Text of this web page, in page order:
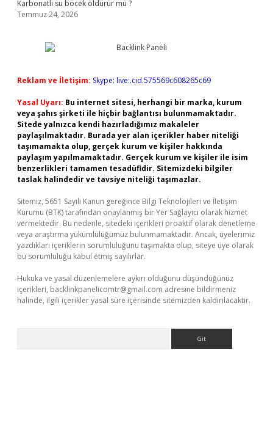
Karbonatlı su böcek öldürür mü ?
Temmuz 24, 2026
Reklam ve İletişim: Skype: live:.cid.575569c608265c69
Yasal Uyarı: Bu internet sitesi, herhangi bir marka, kurum
veya şahıs şirketi ile hiçbir bağlantısı bulunmamaktadır.
Sitede yalnızca kendi hazırladığımız makaleler
paylaşılmaktadır. Burada yer alan içerikler haber niteliği
taşımamakta olup, gerçek kurum ve kişiler hakkında
paylaşım yapılmamaktadır. Gerçek kurum ve kişiler ile isim
benzerlikleri tamamen tesadüfidir. Sitemizdeki bilgiler
taslak halindedir ve tavsiye niteliği taşımazlar.
Sitemiz, 5651 Sayılı Kanun gereğince Bilgi Teknolojileri ve İletişim
Kurumu (BTK) tarafından onaylanmış bir Yer Sağlayıcı olarak hizmet
vermektedir. Bu nedenle, sitedeki içerikleri proaktif olarak denetleme
veya araştırma yükümlülüğümüz bulunmamaktadır. Ancak, üyelerimiz
yazdıkları içeriklerin sorumluluğunu taşımakta olup, siteye üye olarak
bu sorumluluğu kabul etmiş sayılırlar.
Hukuka ve yasal düzenlemelere aykırı olduğunu düşündüğünüz
içerikleri, backlinkpanelicomtr@gmail.com adresine bildirmeniz
halinde, ilgili içerikler yasal süre içerisinde sitemizden kaldırılacaktır.